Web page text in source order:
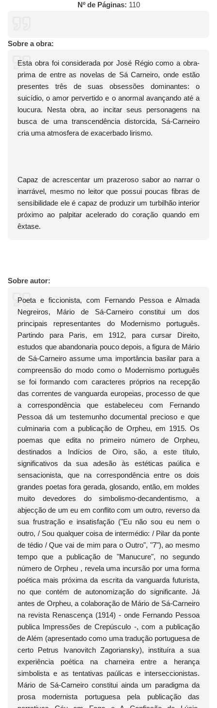
Nº de Páginas: 110
Sobre a obra:
Esta obra foi considerada por José Régio como a obra-
prima de entre as novelas de Sá Carneiro, onde estão
presentes três de suas obsessões dominantes: o
suicídio, o amor pervertido e o anormal avançando até a
loucura. Nesta obra, ao incitar seus personagens na
busca de uma transcendência distorcida, Sá-Carneiro
cria uma atmosfera de exacerbado lirismo.
Capaz de acrescentar um prazeroso sabor ao narrar o
inarrável, mesmo no leitor que possui poucas fibras de
sensibilidade ele é capaz de produzir um turbilhão interior
próximo ao palpitar acelerado do coração quando em
êxtase.
Sobre autor:
Poeta e ficcionista, com Fernando Pessoa e Almada
Negreiros, Mário de Sá-Carneiro constitui um dos
principais representantes do Modernismo português.
Partindo para Paris, em 1912, para cursar Direito,
estudos que abandonaria pouco depois, a figura de Mário
de Sá-Carneiro assume uma importância basilar para a
compreensão do modo como o Modernismo português
se foi formando com caracteres próprios na recepção
das correntes de vanguarda europeias, processo de que
a correspondência que estabeleceu com Fernando
Pessoa dá um testemunho documental precioso e que
culminaria com a publicação de Orpheu, em 1915. Os
poemas que edita no primeiro número de Orpheu,
destinados a Indícios de Oiro, são, a este título,
significativos da sua adesão às estéticas paúlica e
sensacionista, que na correspondência entre os dois
grandes poetas fora gerada, glosando, então, em moldes
muito devedores do simbolismo-decandentismo, a
abjecção de um eu em conflito com um outro, reverso da
sua frustração e insatisfação ("Eu não sou eu nem o
outro, / Sou qualquer coisa de intermédio: / Pilar da ponte
de tédio / Que vai de mim para o Outro", "7"), ao mesmo
tempo que a publicação de "Manucure", no segundo
número de Orpheu , revela uma incursão por uma forma
poética mais próxima da escrita da vanguarda futurista,
no que contém de autonomização do significante. Já
antes de Orpheu, a colaboração de Mário de Sá-Carneiro
na revista Renascença (1914) - onde Fernando Pessoa
publica Impressões de Crepúsculo -, com a publicação
de Além (apresentado como uma tradução portuguesa de
certo Petrus Ivanovitch Zagoriansky), instituíra a sua
experiência poética na charneira entre a herança
simbolista e as tentativas paúlicas e interseccionistas.
Mário de Sá-Carneiro constitui ainda um paradigma da
prosa modernista portuguesa pela publicação das